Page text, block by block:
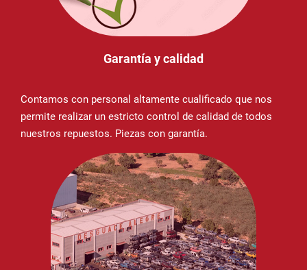
Garantía y calidad
Contamos con personal altamente cualificado que nos
permite realizar un estricto control de calidad de todos
nuestros repuestos. Piezas con garantía.